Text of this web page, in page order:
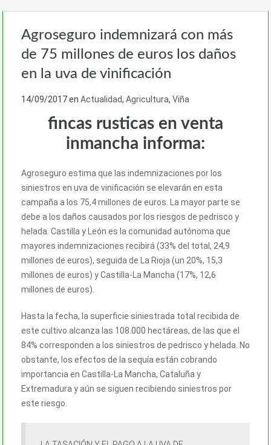
Agroseguro indemnizará con más
de 75 millones de euros los daños
en la uva de vinificación
14/09/2017en Actualidad, Agricultura, Viña
fincas rusticas en venta
inmancha informa:
Agroseguro estima que las indemnizaciones por los
siniestros en uva de vinificación se elevarán en esta
campaña a los 75,4 millones de euros. La mayor parte se
debe a los daños causados por los riesgos de pedrisco y
helada. Castilla y León es la comunidad autónoma que
mayores indemnizaciones recibirá (33% del total, 24,9
millones de euros), seguida de La Rioja (un 20%, 15,3
millones de euros) y Castilla-La Mancha (17%, 12,6
millones de euros).
Hasta la fecha, la superficie siniestrada total recibida de
este cultivo alcanza las 108.000 hectáreas, de las que el
84% corresponden a los siniestros de pedrisco y helada. No
obstante, los efectos de la sequía están cobrando
importancia en Castilla-La Mancha, Cataluña y
Extremadura y aún se siguen recibiendo siniestros por
este riesgo.